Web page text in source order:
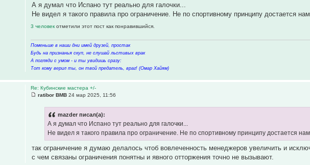
А я думал что Испано тут реально для галочки...
Не видел я такого правила про ограничение. Не по спортивному принципу достается
3 человекотметили этот пост как понравившийся.
Поменьше в наши дни имей друзей, простак
Будь на признанья скуп, не слушай льстивых врак
А погляди с умом - и ты увидишь сразу:
Тот кому верил ты, он твой предатель, враг! (Омар Хайям)
Re: Кубинские мастера +/-
ratibor BMB 24 мар 2025, 11:56
mazder писал(а):
А я думал что Испано тут реально для галочки...
Не видел я такого правила про ограничение. Не по спортивному принципу достается
так ограничение я думаю делалось чтоб вовлеченность менеджеров увеличить и
с чем связаны ограничения понятны и явного отторжения точно не вызывают.